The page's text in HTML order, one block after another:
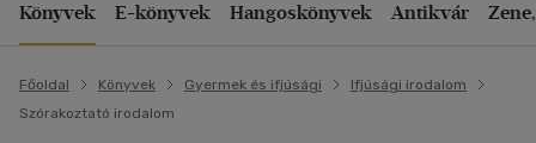
Könyvek E-könyvek Hangoskönyvek Antikvár
Főoldal Könyvek Gyermek és ifjúsági
Ifjúsági irodalom
Szórakoztató irodalom